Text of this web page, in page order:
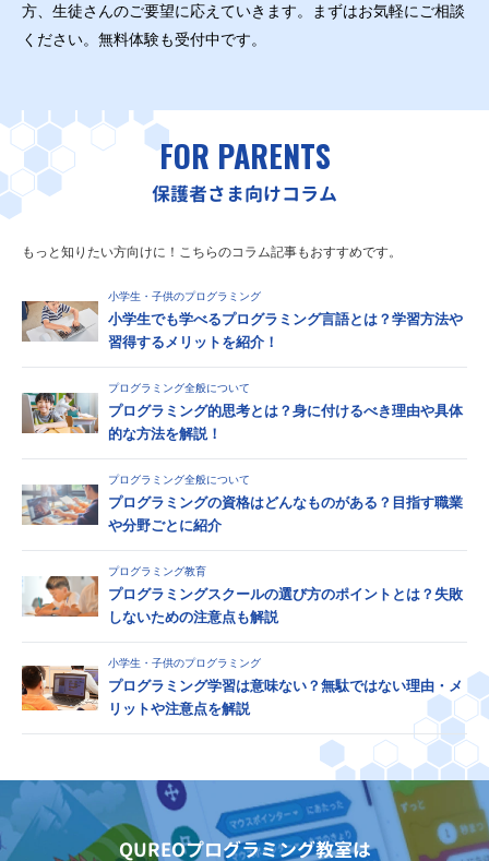
方、生徒さんのご要望に応えていきます。まずはお気軽にご相談
ください。無料体験も受付中です。
FOR PARENTS
保護者さま向けコラム
もっと知りたい方向けに！こちらのコラム記事もおすすめです。
小学生・子供のプログラミング
小学生でも学べるプログラミング言語とは？学習方法や
習得するメリットを紹介！
プログラミング全般について
プログラミング的思考とは？身に付けるべき理由や具体
的な方法を解説！
プログラミング全般について
プログラミングの資格はどんなものがある？目指す職業
や分野ごとに紹介
プログラミング教育
プログラミングスクールの選び方のポイントとは？失敗
しないための注意点も解説
小学生・子供のプログラミング
プログラミング学習は意味ない？無駄ではない理由・メ
リットや注意点を解説
QUREOプログラミング教室は